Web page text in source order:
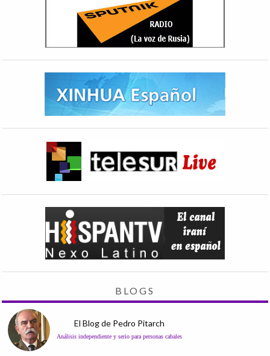
BLOGS
El Blog de Pedro Pitarch
Análisis independiente y serio para personas cabales